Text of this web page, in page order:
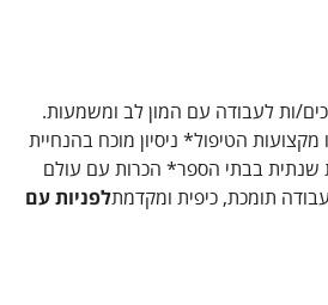
ות לעבודה עם המון לב ומשמעות.
הטיפול* ניסיון מוכח בהנחיית
שנתית בבתי הספר* הכרות עם עולם
תומכת, כיפית ומקדמתלפניות עם